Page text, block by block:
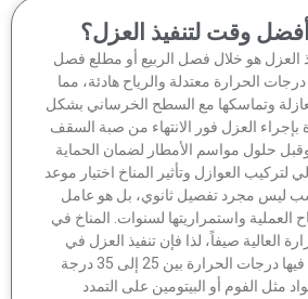
لتنفيذ العزل؟
خلال فصل الربيع أو مطلع فصل
معتدلة والرياح هادئة، مما
مع السطح الخرساني بشكل
فور الانتهاء من صبة السقف
مواسم الأمطار لضمان الحماية
وتأثير المناخ اختيار موعد
تفصيل ثانوي، بل هو عامل
لسنوات. المناخ في
صيفاً، لذا فإن تنفيذ العزل في
الأوقات التي تتراوح فيها درجات الحرارة بين 25 إلى 35 درجة
أو البيتومين على التمدد